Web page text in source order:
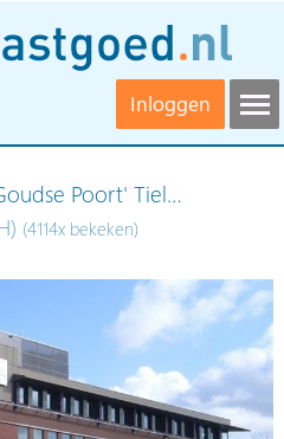
Inloggen
Poort' Tiel…
(4114x bekeken)